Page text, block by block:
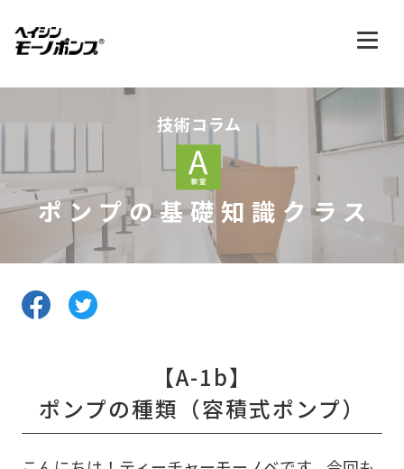
技術コラム
ポンプの基礎知識クラス
【A-1b】
ポンプの種類（容積式ポンプ）